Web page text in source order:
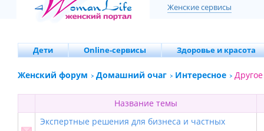
Женские сервисы
Дети Online-сервисы Здоровье и красота
Женский форум Домашний очаг Интересное Другое
Название темы
Экспертные решения для бизнеса и частных